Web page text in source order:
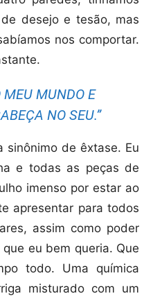
desejo e tesão, mas
nos comportar.
MEU MUNDO E
NO SEU.”
sinônimo de êxtase. Eu
e todas as peças de
imenso por estar ao
apresentar para todos
assim como poder
eu bem queria. Que
todo. Uma química
misturado com um